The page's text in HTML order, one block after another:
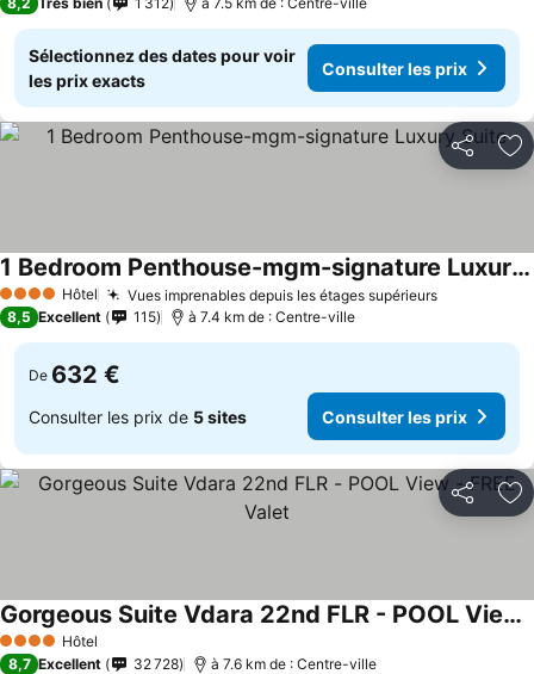
Sélectionnez des dates pour voir
les prix exacts
Consulter les prix
Partager
4 Étoiles Hôtel Vues imprenables depuis les étages supérieurs
1 Bedroom Penthouse-mgm-signature Luxury Suite
8,5 Excellent 115 à 7.4 km de : Centre-ville
De 632 €
Consulter les prix de 5 sites Consulter les prix
Partager
4 Étoiles Hôtel
Gorgeous Suite Vdara 22nd FLR - POOL View - FREE Valet
8,7 Excellent 32 728 à 7.6 km de : Centre-ville